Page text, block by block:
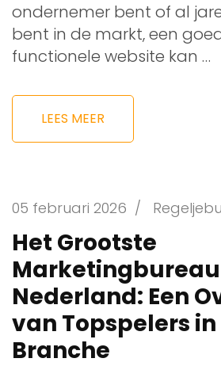
ondernemer bent of al
bent in de markt, een
functionele website kan …
LEES MEER
05 februari 2026 /
Het Grootste
Nederland: Een
van Topspelers in
Branche